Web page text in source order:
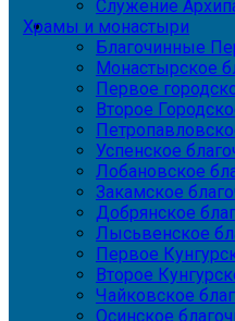
Служение
Храмы и монастыри
Благочинные
Монастырское
Первое
Второе
Успенское
Лобановское
Закамское
Добрянское
Лысьвенское
Первое
Второе
Чайковское
Осинское